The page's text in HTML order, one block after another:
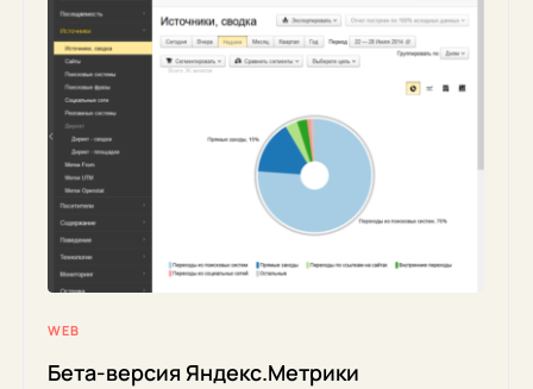
WEB
Бета-версия Яндекс.Метрики